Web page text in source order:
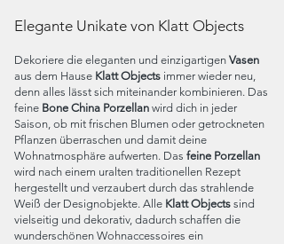
Elegante Unikate von Klatt Objects
Dekoriere die eleganten und einzigartigen Vasen
aus dem Hause Klatt Objects immer wieder neu,
denn alles lässt sich miteinander kombinieren. Das
feine Bone China Porzellan wird dich in jeder
Saison, ob mit frischen Blumen oder getrockneten
Pflanzen überraschen und damit deine
Wohnatmosphäre aufwerten. Das feine Porzellan
wird nach einem uralten traditionellen Rezept
hergestellt und verzaubert durch das strahlende
Weiß der Designobjekte. Alle Klatt Objects sind
vielseitig und dekorativ, dadurch schaffen die
wunderschönen Wohnaccessoires ein